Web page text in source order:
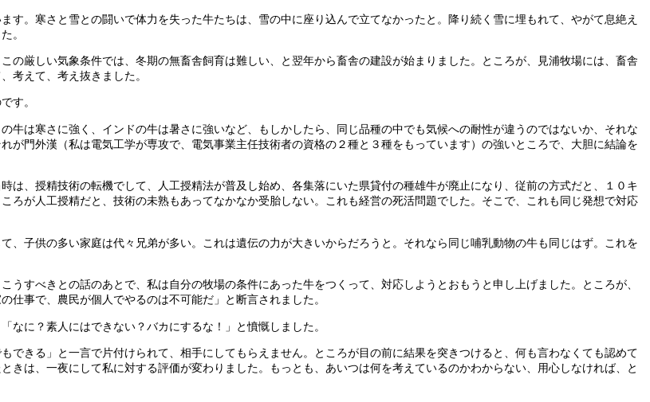
す。寒さと雪との闘いで体力を失った牛たちは、雪の中に座り込んで立てなかったと。降り続く雪に埋もれて、やがて息絶え
。
の厳しい気象条件では、冬期の無畜舎飼育は難しい、と翌年から畜舎の建設が始まりました。ところが、見浦牧場には、畜舎
考えて、考え抜きました。
す。
牛は寒さに強く、インドの牛は暑さに強いなど、もしかしたら、同じ品種の中でも気候への耐性が違うのではないか、それな
が門外漢（私は電気工学が専攻で、電気事業主任技術者の資格の２種と３種をもっています）の強いところで、大胆に結論を
は、授精技術の転機でして、人工授精法が普及し始め、各集落にいた県貸付の種雄牛が廃止になり、従前の方式だと、１０キ
ろが人工授精だと、技術の未熟もあってなかなか受胎しない。これも経営の死活問題でした。そこで、これも同じ発想で対応
、子供の多い家庭は代々兄弟が多い。これは遺伝の力が大きいからだろうと。それなら同じ哺乳動物の牛も同じはず。これを
すべきとの話のあとで、私は自分の牧場の条件にあった牛をつくって、対応しようとおもうと申し上げました。ところが、
事で、農民が個人でやるのは不可能だ」と断言されました。
に？素人にはできない？バカにするな！」と憤慨しました。
できる」と一言で片付けられて、相手にしてもらえません。ところが目の前に結果を突きつけると、何も言わなくても認めて
きは、一夜にして私に対する評価が変わりました。もっとも、あいつは何を考えているのかわからない、用心しなければ、と